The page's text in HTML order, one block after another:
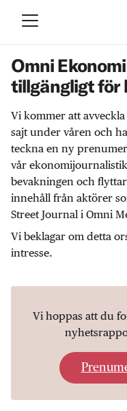
Omni
tillgängligt för
Vi kommer att
sajt under våren och
teckna en ny
vår
bevakningen och
innehåll från aktörer
Street Journal i Omni
Vi beklagar om detta
intresse.
Vi hoppas att du